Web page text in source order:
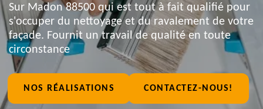
Sur Madon 88500 qui est tout à fait qualifié pour
s'occuper du nettoyage et du ravalement de votre
façade. Fournit un travail de qualité en toute
circonstance
NOS RÉALISATIONS CONTACTEZ-NOUS!